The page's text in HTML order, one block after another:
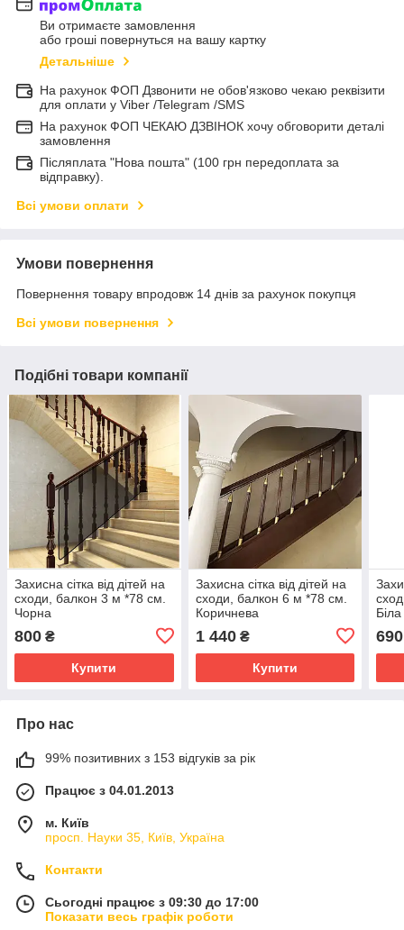
Ви отримаєте замовлення
або гроші повернуться на вашу картку
Детальніше
На рахунок ФОП Дзвонити не обов'язково чекаю реквізити
для оплати у Viber /Telegram /SMS
На рахунок ФОП ЧЕКАЮ ДЗВІНОК хочу обговорити деталі
замовлення
Післяплата "Нова пошта" (100 грн передоплата за
відправку).
Всі умови оплати
Умови повернення
Повернення товару впродовж 14 днів за рахунок покупця
Всі умови повернення
Подібні товари компанії
Захисна сітка від дітей на
сходи, балкон 3 м *78 см.
Чорна
800 ₴
Купити
Захисна сітка від дітей на
сходи, балкон 6 м *78 см.
Коричнева
1 440₴
Купити
Біла
690
Про нас
99% позитивних з 153 відгуків за рік
Працює з 04.01.2013
м. Київ
просп. Науки 35, Київ, Україна
Контакти
Сьогодні працює з 09:30 до 17:00
Показати весь графік роботи